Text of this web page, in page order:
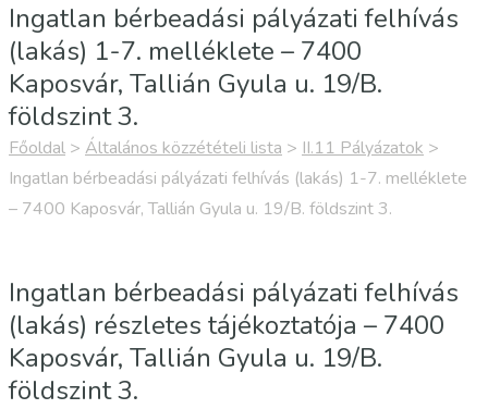
Ingatlan bérbeadási pályázati felhívás
(lakás) 1-7. melléklete – 7400
Kaposvár, Tallián Gyula u. 19/B.
földszint 3.
Főoldal > Általános közzétételi lista > II.11 Pályázatok >
Ingatlan bérbeadási pályázati felhívás (lakás) 1-7. melléklete
– 7400 Kaposvár, Tallián Gyula u. 19/B. földszint 3.
Ingatlan bérbeadási pályázati felhívás
(lakás) részletes tájékoztatója – 7400
Kaposvár, Tallián Gyula u. 19/B.
földszint 3.